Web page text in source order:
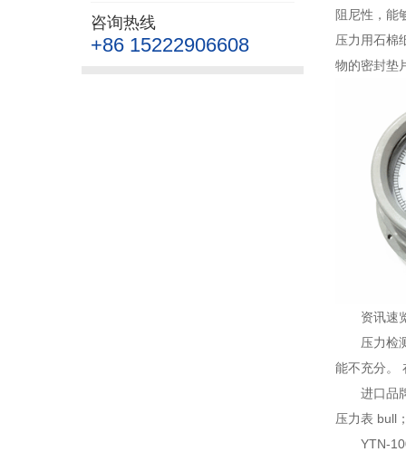
咨询热线
+86 15222906608
阻尼性，能
压力用石棉
物的密封垫
资讯速
压力检
能不充分。
进口品
压力表 bull
YTN-